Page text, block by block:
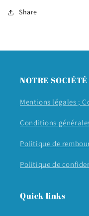
Share
NOTRE SOCIÉTÉ
Mentions légales ;
Conditions
Politique de
Politique de
Quick links